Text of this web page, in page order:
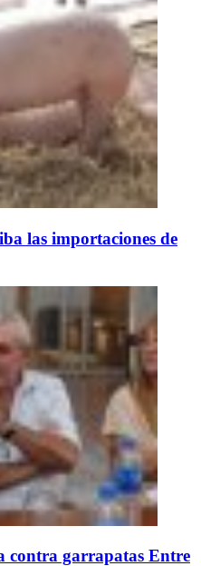
las importaciones de
contra garrapatas Entre